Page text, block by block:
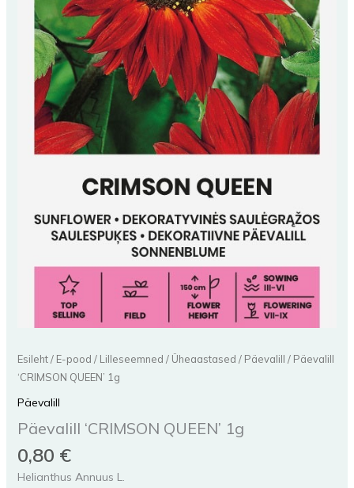
Esileht/ E-pood / Lilleseemned / Üheaastased / Päevalill / Päevalill
‘CRIMSON QUEEN’ 1g
Päevalill
Päevalill ‘CRIMSON QUEEN’ 1g
0,80 €
Helianthus Annuus L.